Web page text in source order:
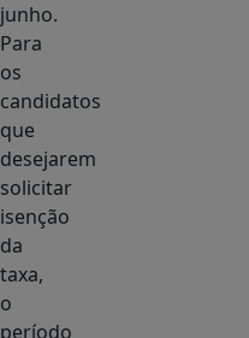
junho.
Para
os
candidatos
que
desejarem
solicitar
isenção
da
taxa,
o
período